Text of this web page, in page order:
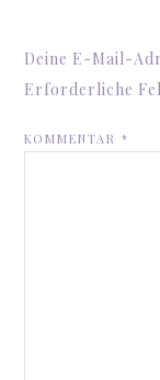
Deine E-Mail-
Erforderliche
KOMMENTAR*